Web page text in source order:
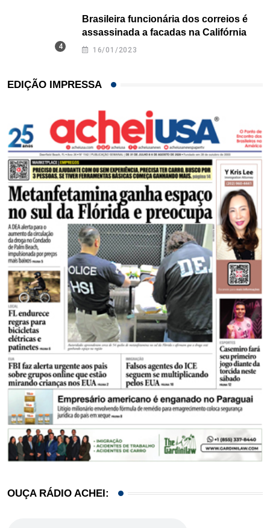
Brasileira funcionária dos correios é
assassinada a facadas na Califórnia
16/01/2023
EDIÇÃO IMPRESSA
OUÇA RÁDIO ACHEI: